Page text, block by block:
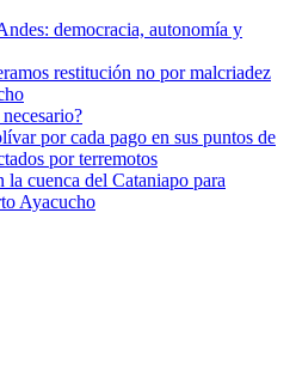
democracia, autonomía y
restitución no por malcriadez
por cada pago en sus puntos de
por terremotos
la cuenca del Cataniapo para
Ayacucho